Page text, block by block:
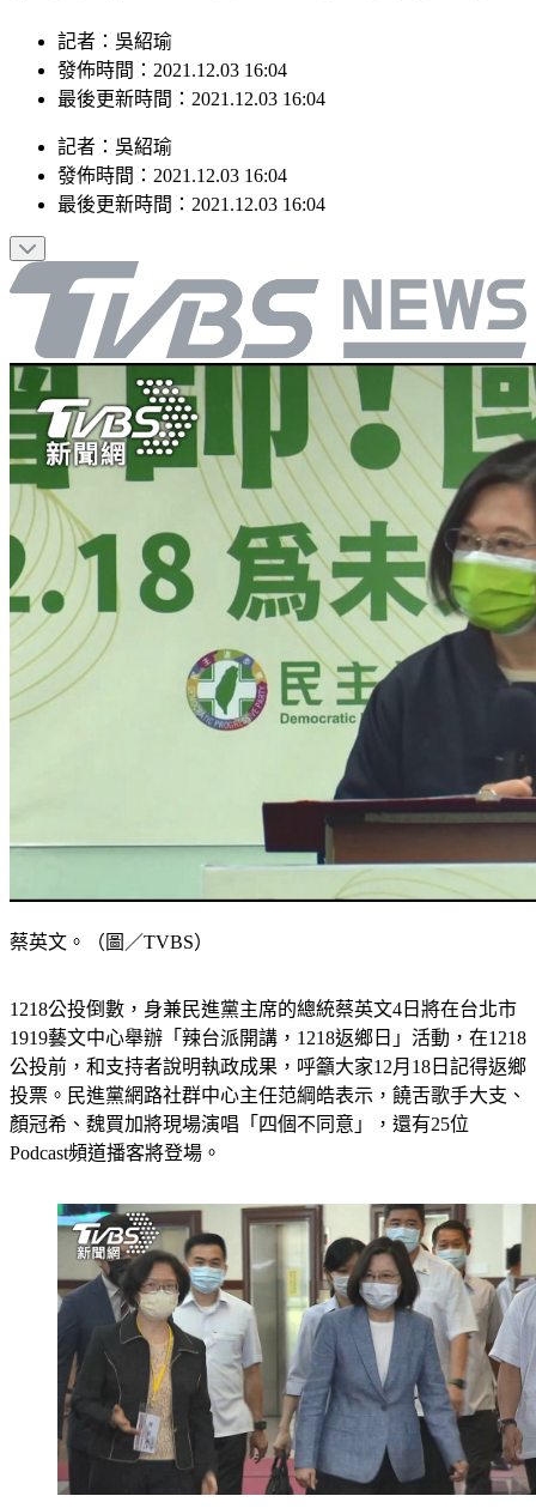
記者：吳紹瑜
發佈時間：2021.12.03 16:04
最後更新時間：2021.12.03 16:04
記者 ： 吳紹瑜
發佈時間： 2021.12.03 16:04
最後更新時間： 2021.12.03 16:04
蔡英文。（圖／TVBS）
1218公投倒數，身兼民進黨主席的總統蔡英文4日將在台北市
1919藝文中心舉辦「辣台派開講，1218返鄉日」活動，在1218
公投前，和支持者說明執政成果，呼籲大家12月18日記得返鄉
投票。民進黨網路社群中心主任范綱皓表示，饒舌歌手大支、
顏冠希、魏買加將現場演唱「四個不同意」，還有25位
Podcast頻道播客將登場。